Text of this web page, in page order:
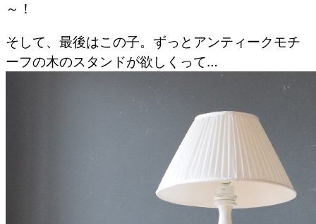
～！
そして、最後はこの子。ずっとアンティークモチ
ーフの木のスタンドが欲しくって…